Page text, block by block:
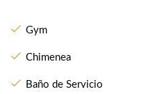
Gym
Chimenea
Baño de Servicio